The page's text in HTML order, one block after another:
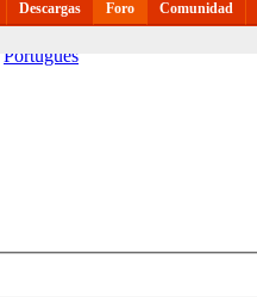
Descargas Foro Comunidad
Português